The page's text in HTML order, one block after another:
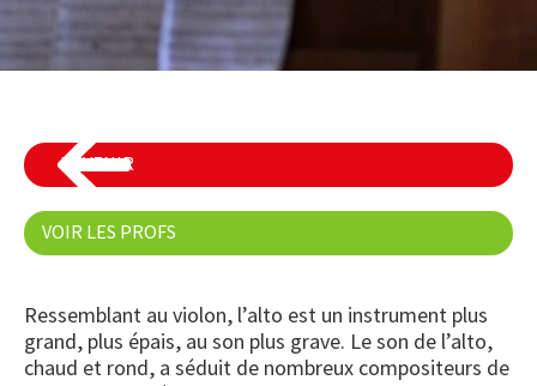
REVENIR
VOIR LES PROFS
Ressemblant au violon, l’alto est un instrument plus
grand, plus épais, au son plus grave. Le son de l’alto,
chaud et rond, a séduit de nombreux compositeurs de